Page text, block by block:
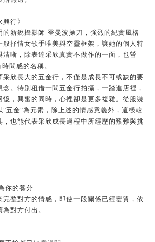
行》
的新銳攝影師-登曼波操刀，強烈的紀實風格
抒情女歌手唯美與空靈框架，讓她的個人特
晰，除表達采欣真實不做作的一面，也營
間感的名稱。
欣長大的五金行，不僅是成長不可或缺的要
。特別租借一間五金行拍攝，一踏進店裡，
，興奮的同時，心裡卻是更多複雜。從服裝
"五金"為元素，除上述的情感意義外，這樣較
也能代表采欣成長過程中所經歷的艱難與挑
你的養分
整對方的情感，即使一段關係已經變質，依
對方付出。